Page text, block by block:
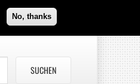
No, thanks